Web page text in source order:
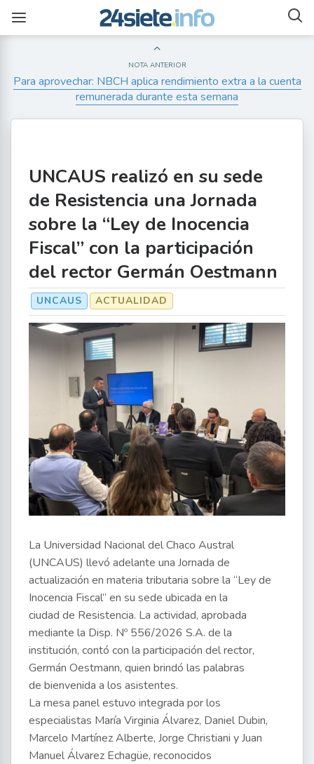
NOTA ANTERIOR
Para aprovechar: NBCH aplica rendimiento extra a la cuenta
remunerada durante esta semana
UNCAUS realizó en su sede
de Resistencia una Jornada
sobre la “Ley de Inocencia
Fiscal” con la participación
del rector Germán Oestmann
UNCAUS ACTUALIDAD
La Universidad Nacional del Chaco Austral
(UNCAUS) llevó adelante una Jornada de
actualización en materia tributaria sobre la “Ley de
Inocencia Fiscal” en su sede ubicada en la
ciudad de Resistencia. La actividad, aprobada
mediante la Disp. Nº 556/2026 S.A. de la
institución, contó con la participación del rector,
Germán Oestmann, quien brindó las palabras
de bienvenida a los asistentes.
La mesa panel estuvo integrada por los
especialistas María Virginia Álvarez, Daniel Dubin,
Marcelo Martínez Alberte, Jorge Christiani y Juan
Manuel Álvarez Echagüe, reconocidos